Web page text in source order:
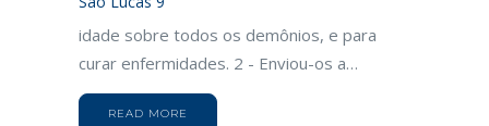
idade sobre todos os demônios, e para
curar enfermidades. 2 - Enviou-os a…
READ MORE